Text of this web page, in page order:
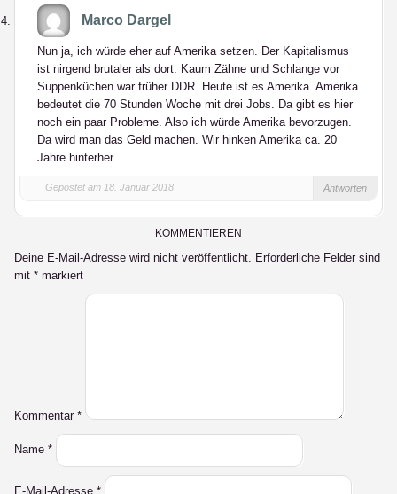
Marco Dargel
Nun ja, ich würde eher auf Amerika setzen. Der Kapitalismus
ist nirgend brutaler als dort. Kaum Zähne und Schlange vor
Suppenküchen war früher DDR. Heute ist es Amerika. Amerika
bedeutet die 70 Stunden Woche mit drei Jobs. Da gibt es hier
noch ein paar Probleme. Also ich würde Amerika bevorzugen.
Da wird man das Geld machen. Wir hinken Amerika ca. 20
Jahre hinterher.
Gepostet am 18. Januar 2018 Antworten
KOMMENTIEREN
Deine E-Mail-Adresse wird nicht veröffentlicht. Erforderliche Felder sind
mit * markiert
Kommentar *
Name *
E-Mail-Adresse *